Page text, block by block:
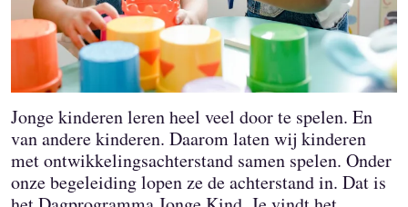
Jonge kinderen leren heel veel door te spelen. En
van andere kinderen. Daarom laten wij kinderen
met ontwikkelingsachterstand samen spelen. Onder
onze begeleiding lopen ze de achterstand in. Dat is